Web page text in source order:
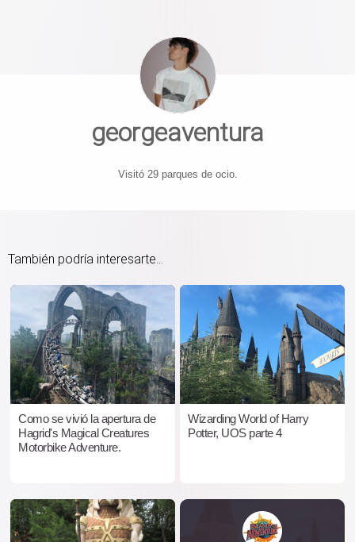
georgeaventura
Visitó 29 parques de ocio.
También podría interesarte...
Como se vivió la apertura de
Hagrid's Magical Creatures
Motorbike Adventure.
Wizarding World of Harry
Potter, UOS parte 4